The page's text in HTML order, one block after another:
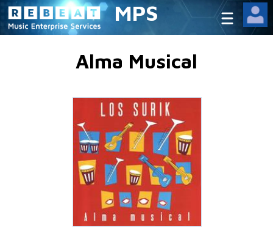
MPS
Alma Musical